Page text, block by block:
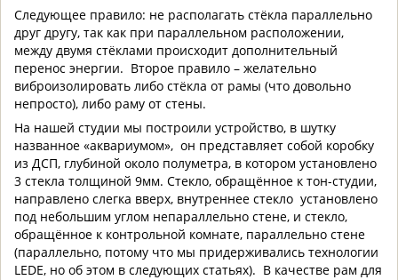
Следующее правило: не располагать стёкла параллельно
друг другу, так как при параллельном расположении,
между двумя стёклами происходит дополнительный
перенос энергии. Второе правило – желательно
виброизолировать либо стёкла от рамы (что довольно
непросто), либо раму от стены.
На нашей студии мы построили устройство, в шутку
названное «аквариумом», он представляет собой коробку
из ДСП, глубиной около полуметра, в котором установлено
3 стекла толщиной 9мм. Стекло, обращённое к тон-студии,
направлено слегка вверх, внутреннее стекло установлено
под небольшим углом непараллельно стене, и стекло,
обращённое к контрольной комнате, параллельно стене
(параллельно, потому что мы придерживались технологии
LEDE, но об этом в следующих статьях). В качестве рам для